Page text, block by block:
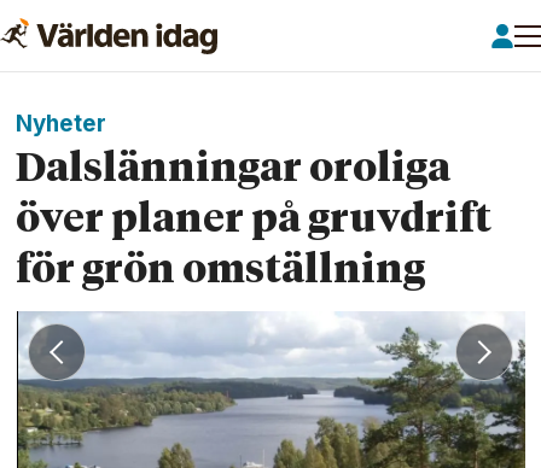
Nyheter
Dalslänningar oroliga
över planer på gruvdrift
för grön omställning